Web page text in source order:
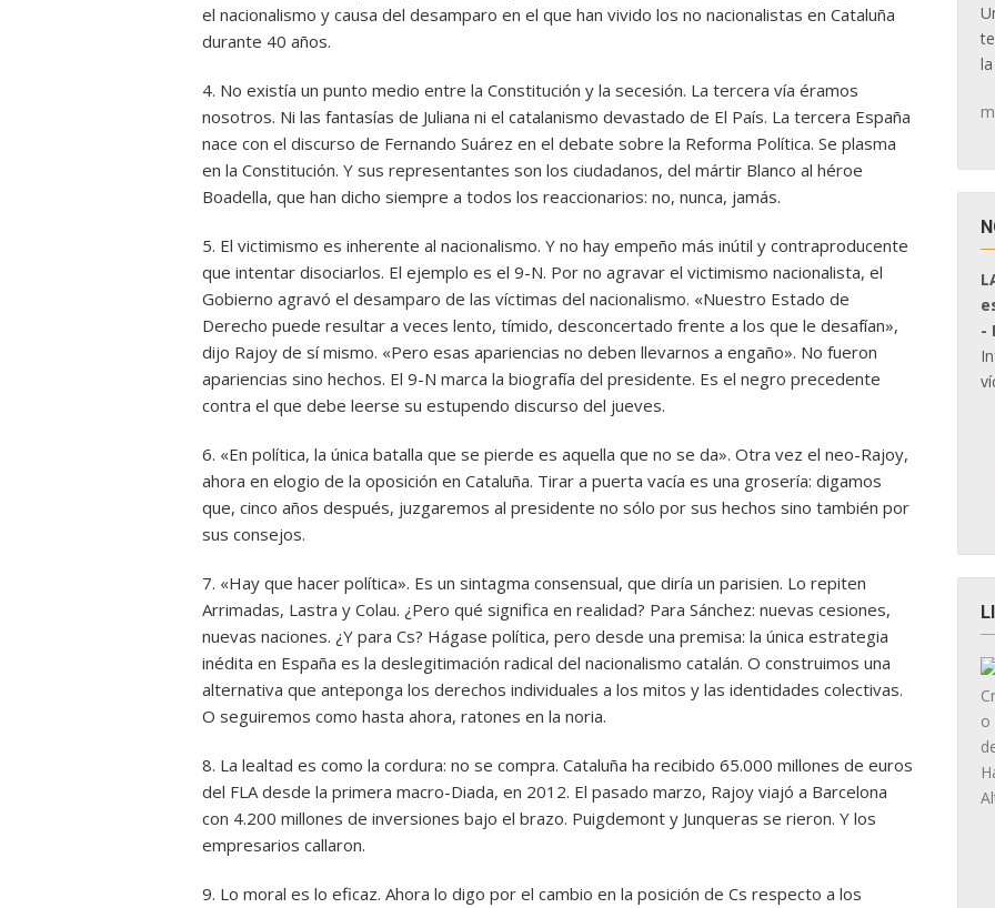
el nacionalismo y causa del desamparo en el que han vivido los no nacionalistas en Cataluña
durante 40 años.
4. No existía un punto medio entre la Constitución y la secesión. La tercera vía éramos
nosotros. Ni las fantasías de Juliana ni el catalanismo devastado de El País. La tercera España
nace con el discurso de Fernando Suárez en el debate sobre la Reforma Política. Se plasma
en la Constitución. Y sus representantes son los ciudadanos, del mártir Blanco al héroe
Boadella, que han dicho siempre a todos los reaccionarios: no, nunca, jamás.
5. El victimismo es inherente al nacionalismo. Y no hay empeño más inútil y contraproducente
que intentar disociarlos. El ejemplo es el 9-N. Por no agravar el victimismo nacionalista, el
Gobierno agravó el desamparo de las víctimas del nacionalismo. «Nuestro Estado de
Derecho puede resultar a veces lento, tímido, desconcertado frente a los que le desafían»,
dijo Rajoy de sí mismo. «Pero esas apariencias no deben llevarnos a engaño». No fueron
apariencias sino hechos. El 9-N marca la biografía del presidente. Es el negro precedente
contra el que debe leerse su estupendo discurso del jueves.
6. «En política, la única batalla que se pierde es aquella que no se da». Otra vez el neo-Rajoy,
ahora en elogio de la oposición en Cataluña. Tirar a puerta vacía es una grosería: digamos
que, cinco años después, juzgaremos al presidente no sólo por sus hechos sino también por
sus consejos.
7. «Hay que hacer política». Es un sintagma consensual, que diría un parisien. Lo repiten
Arrimadas, Lastra y Colau. ¿Pero qué significa en realidad? Para Sánchez: nuevas cesiones,
nuevas naciones. ¿Y para Cs? Hágase política, pero desde una premisa: la única estrategia
inédita en España es la deslegitimación radical del nacionalismo catalán. O construimos una
alternativa que anteponga los derechos individuales a los mitos y las identidades colectivas.
O seguiremos como hasta ahora, ratones en la noria.
8. La lealtad es como la cordura: no se compra. Cataluña ha recibido 65.000 millones de euros
del FLA desde la primera macro-Diada, en 2012. El pasado marzo, Rajoy viajó a Barcelona
con 4.200 millones de inversiones bajo el brazo. Puigdemont y Junqueras se rieron. Y los
empresarios callaron.
9. Lo moral es lo eficaz. Ahora lo digo por el cambio en la posición de Cs respecto a los
-